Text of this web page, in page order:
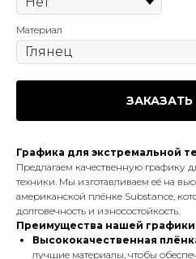
Материал
ЗАКАЗАТЬ
Графика для экстремальной
Предлагаем качественную графику
техники. Мы изготавливаем её на
американской плёнке Substance,
долговечность и износостойкость.
Преимущества нашей
Высококачественная
лучшие материалы, чтобы